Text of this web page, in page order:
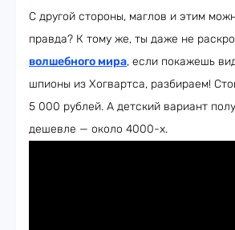
С другой стороны, маглов и этим
правда? К тому же, ты даже не
волшебного мира, если покажешь
шпионы из Хогвартса, разбираем!
5 000 рублей. А детский вариант
дешевле — около 4000-х.